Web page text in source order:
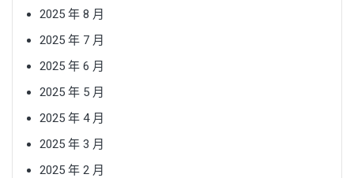
2025 年 8 月
2025 年 7 月
2025 年 6 月
2025 年 5 月
2025 年 4 月
2025 年 3 月
2025 年 2 月